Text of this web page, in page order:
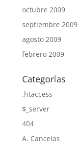
octubre 2009
septiembre 2009
agosto 2009
febrero 2009
Categorías
.htaccess
$_server
404
A. Cancelas